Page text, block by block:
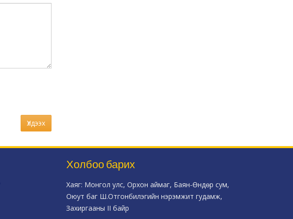
Үлдээх
Холбоо барих
Хаяг: Монгол улс, Орхон аймаг, Баян-Өндөр сум,
Оюут баг Ш.Отгонбилэгийн нэрэмжит гудамж,
Захиргааны II байр